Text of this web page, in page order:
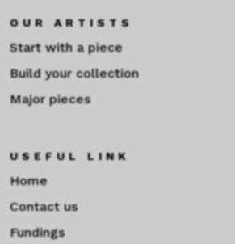
OUR ARTISTS
Start with a piece
Build your collection
Major pieces
USEFUL LINK
Home
Contact us
Fundings